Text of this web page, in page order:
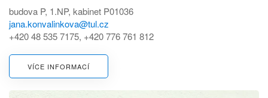
budova P, 1.NP, kabinet P01036
jana.konvalinkova@tul.cz
+420 48 535 7175, +420 776 761 812
VÍCE INFORMACÍ